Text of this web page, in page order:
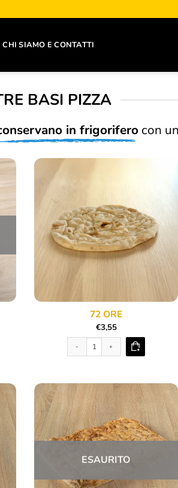
CHI SIAMO E CONTATTI
BASI PIZZA
in frigorifero con
72 ORE
€3,55
ESAURITO